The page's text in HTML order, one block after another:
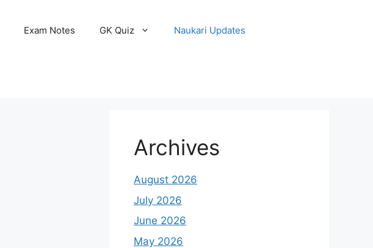
Exam Notes GK Quiz Naukari Updates
Archives
August 2026
July 2026
June 2026
May 2026